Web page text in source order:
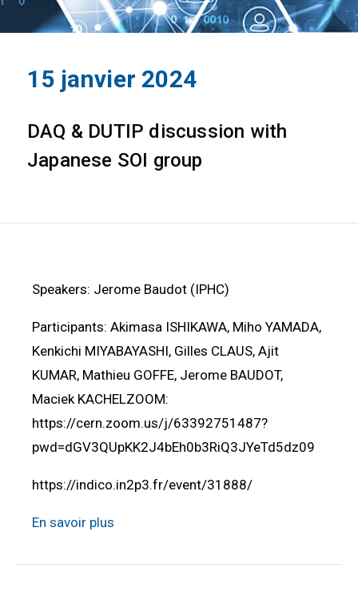
15 janvier 2024
DAQ & DUTIP discussion with
Japanese SOI group
Speakers: Jerome Baudot (IPHC)
Participants: Akimasa ISHIKAWA, Miho YAMADA,
Kenkichi MIYABAYASHI, Gilles CLAUS, Ajit
KUMAR, Mathieu GOFFE, Jerome BAUDOT,
Maciek KACHELZOOM:
https://cern.zoom.us/j/63392751487?
pwd=dGV3QUpKK2J4bEh0b3RiQ3JYeTd5dz09
https://indico.in2p3.fr/event/31888/
En savoir plus